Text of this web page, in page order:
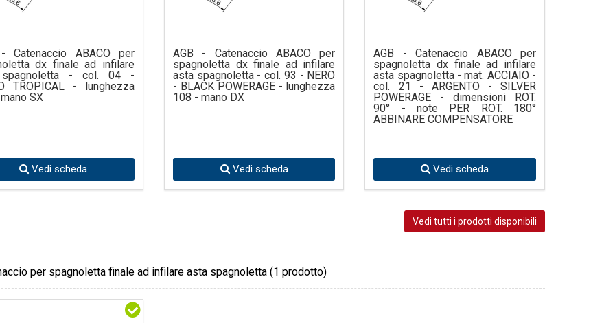
Catenaccio ABACO per
dx finale ad infilare
- col. 04 -
TROPICAL - lunghezza
SX
Vedi scheda
AGB - Catenaccio ABACO per
spagnoletta dx finale ad infilare
asta spagnoletta - col. 93 - NERO
- BLACK POWERAGE - lunghezza
108 - mano DX
Vedi scheda
AGB - Catenaccio ABACO per
spagnoletta dx finale ad infilare
asta spagnoletta - mat. ACCIAIO -
col. 21 - ARGENTO - SILVER
POWERAGE - dimensioni ROT.
90° - note PER ROT. 180°
ABBINARE COMPENSATORE
Vedi scheda
Vedi tutti i prodotti disponibili
per spagnoletta finale ad infilare asta spagnoletta(1 prodotto)